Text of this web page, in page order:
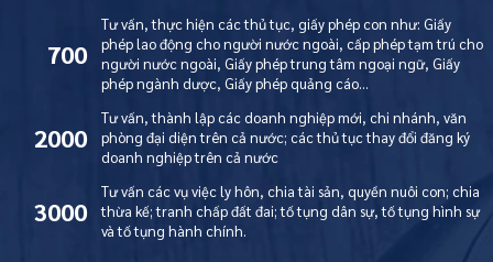
700
Tư vấn, thực hiện các thủ tục, giấy phép con như: Giấy
phép lao động cho người nước ngoài, cấp phép tạm trú cho
người nước ngoài, Giấy phép trung tâm ngoại ngữ, Giấy
phép ngành dược, Giấy phép quảng cáo…
2000
Tư vấn, thành lập các doanh nghiệp mới, chi nhánh, văn
phòng đại diện trên cả nước; các thủ tục thay đổi đăng ký
doanh nghiệp trên cả nước
3000
Tư vấn các vụ việc ly hôn, chia tài sản, quyền nuôi con; chia
thừa kế; tranh chấp đất đai; tố tụng dân sự, tố tụng hình sự
và tố tụng hành chính.